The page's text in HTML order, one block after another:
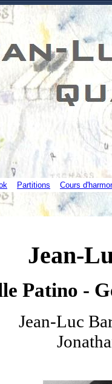
Partitions Cours
Jean-
Patino -
Jean-Luc